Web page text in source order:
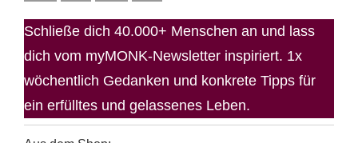
Schließe dich 40.000+ Menschen an und lass
dich vom myMONK-Newsletter inspiriert. 1x
wöchentlich Gedanken und konkrete Tipps für
ein erfülltes und gelassenes Leben.